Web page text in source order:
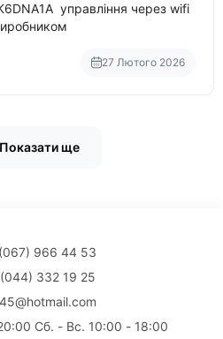
управління через wifi
27 Лютого 2026
Показати ще
966 44 53
332 19 25
Сб. - Вс. 10:00 - 18:00